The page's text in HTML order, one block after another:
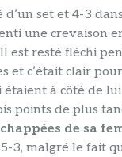
set et 4-3
une crevaison
est resté fléchi
et c’était clair
étaient à côté de lui
points de plus
de sa
3, malgré le fait